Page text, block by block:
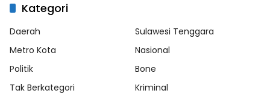
Kategori
Daerah
Sulawesi Tenggara
Metro Kota
Nasional
Politik
Bone
Tak Berkategori
Kriminal